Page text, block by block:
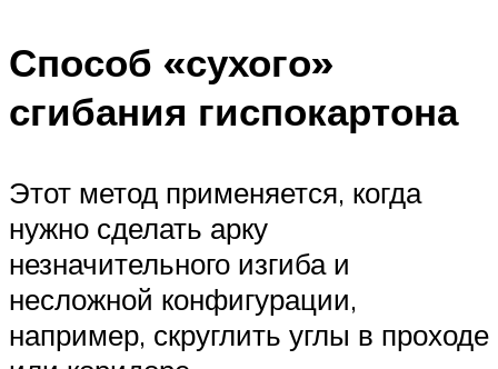
Способ «сухого»
сгибания гиспокартона
Этот метод применяется, когда
нужно сделать арку
незначительного изгиба и
несложной конфигурации,
например, скруглить углы в проходе